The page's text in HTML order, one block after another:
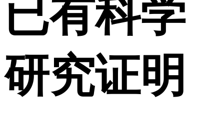
已有科学
研究证明